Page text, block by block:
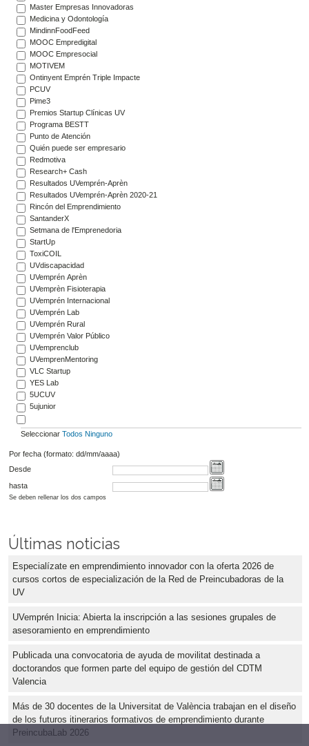
Master Empresas Innovadoras
Medicina y Odontología
MindinnFoodFeed
MOOC Empredigital
MOOC Empresocial
MOTIVEM
Ontinyent Emprén Triple Impacte
PCUV
Pime3
Premios Startup Clínicas UV
Programa BESTT
Punto de Atención
Quién puede ser empresario
Redmotiva
Research+ Cash
Resultados UVemprén-Aprèn
Resultados UVemprén-Aprèn 2020-21
Rincón del Emprendimiento
SantanderX
Setmana de l'Emprenedoria
StartUp
ToxiCOIL
UVdiscapacidad
UVemprén Aprèn
UVemprèn Fisioterapia
UVemprén Internacional
UVemprén Lab
UVemprén Rural
UVemprén Valor Público
UVemprenclub
UVemprenMentoring
VLC Startup
YES Lab
5UCUV
5ujunior
Seleccionar Todos Ninguno
Por fecha (formato: dd/mm/aaaa)
Desde
hasta
Se deben rellenar los dos campos
Últimas noticias
Especialízate en emprendimiento innovador con la oferta 2026 de
cursos cortos de especialización de la Red de Preincubadoras de la
UV
UVemprén Inicia: Abierta la inscripción a las sesiones grupales de
asesoramiento en emprendimiento
Publicada una convocatoria de ayuda de movilitat destinada a
doctorandos que formen parte del equipo de gestión del CDTM
Valencia
Más de 30 docentes de la Universitat de València trabajan en el diseño
de los futuros itinerarios formativos de emprendimiento durante
PreincubaLab 2026